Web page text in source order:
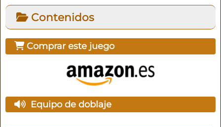
Contenidos
Comprar este juego
Equipo de doblaje